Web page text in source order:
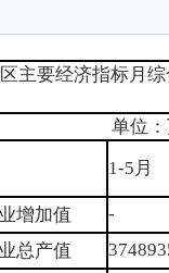
主要经济指标月
：万
1-5月
增加值 -
总产值